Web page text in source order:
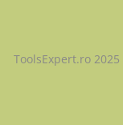
ToolsExpert.ro 2025